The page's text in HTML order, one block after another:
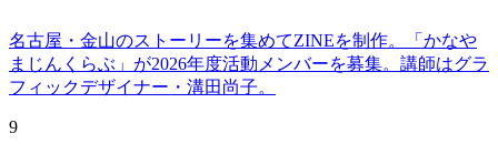
名古屋・金山のストーリーを集めてZINEを制作。「かなや
まじんくらぶ」が2026年度活動メンバーを募集。講師はグラ
フィックデザイナー・溝田尚子。
9